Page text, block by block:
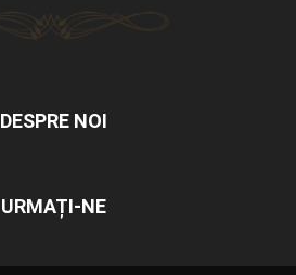
DESPRE NOI
URMAȚI-NE